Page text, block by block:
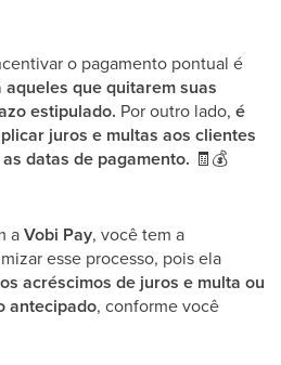
o pagamento pontual é
que quitarem suas
estipulado. Por outro lado, é
juros e multas aos clientes
datas de pagamento. 🧾💰
aVobi Pay, você tem a
esse processo, pois ela
os acréscimos de juros e multa ou
antecipado, conforme você